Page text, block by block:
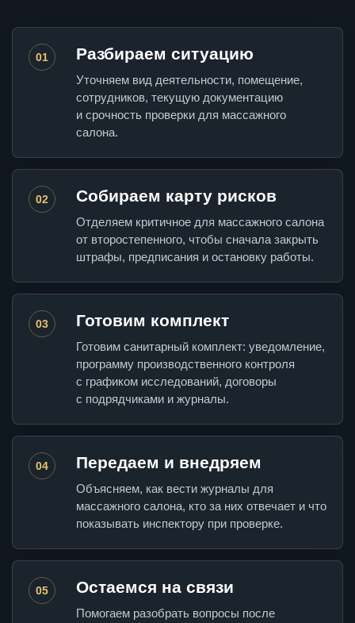
01 Разбираем ситуацию
Уточняем вид деятельности, помещение,
сотрудников, текущую документацию
и срочность проверки для массажного
салона.
02 Собираем карту рисков
Отделяем критичное для массажного салона
от второстепенного, чтобы сначала закрыть
штрафы, предписания и остановку работы.
03 Готовим комплект
Готовим санитарный комплект: уведомление,
программу производственного контроля
с графиком исследований, договоры
с подрядчиками и журналы.
04 Передаем и внедряем
Объясняем, как вести журналы для
массажного салона, кто за них отвечает и что
показывать инспектору при проверке.
05 Остаемся на связи
Помогаем разобрать вопросы после